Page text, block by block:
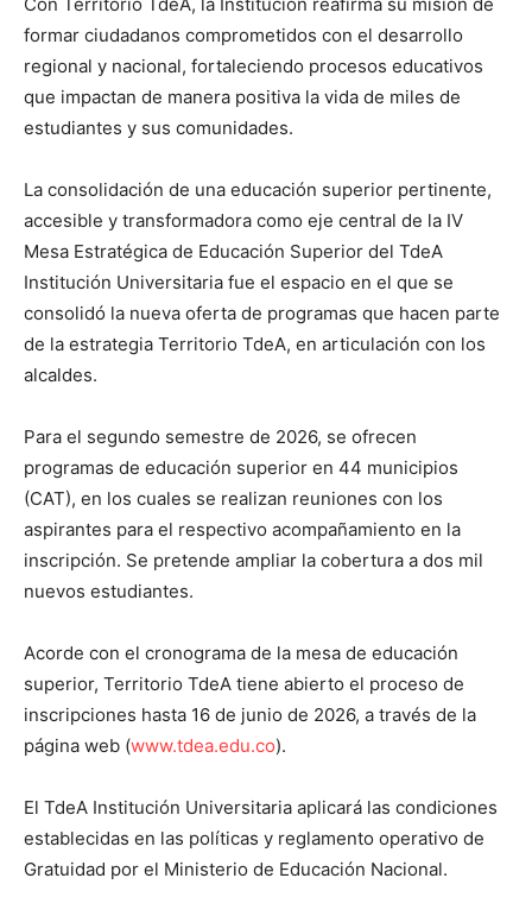
formar ciudadanos comprometidos con el desarrollo
regional y nacional, fortaleciendo procesos educativos
que impactan de manera positiva la vida de miles de
estudiantes y sus comunidades.
La consolidación de una educación superior pertinente,
accesible y transformadora como eje central de la IV
Mesa Estratégica de Educación Superior del TdeA
Institución Universitaria fue el espacio en el que se
consolidó la nueva oferta de programas que hacen parte
de la estrategia Territorio TdeA, en articulación con los
alcaldes.
Para el segundo semestre de 2026, se ofrecen
programas de educación superior en 44 municipios
(CAT), en los cuales se realizan reuniones con los
aspirantes para el respectivo acompañamiento en la
inscripción. Se pretende ampliar la cobertura a dos mil
nuevos estudiantes.
Acorde con el cronograma de la mesa de educación
superior, Territorio TdeA tiene abierto el proceso de
inscripciones hasta 16 de junio de 2026, a través de la
página web (www.tdea.edu.co).
El TdeA Institución Universitaria aplicará las condiciones
establecidas en las políticas y reglamento operativo de
Gratuidad por el Ministerio de Educación Nacional.